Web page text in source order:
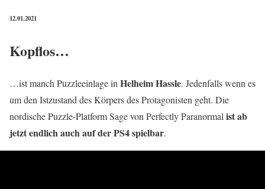
12.01.2021
Kopflos…
…ist manch Puzzleeinlage in Helheim Hassle. Jedenfalls wenn es
um den Istzustand des Körpers des Protagonisten geht. Die
nordische Puzzle-Platform Sage von Perfectly Paranormal ist ab
jetzt endlich auch auf der PS4 spielbar.